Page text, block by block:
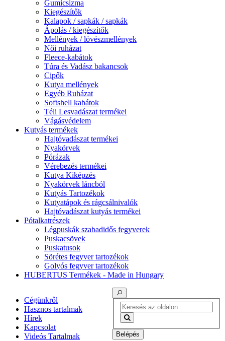
Gumicsizma
Kiegészítők
Kalapok / sapkák / sapkák
Ápolás / kiegészítők
Mellények / lövészmellények
Női ruházat
Fleece-kabátok
Túra és Vadász bakancsok
Cipők
Kutya mellények
Egyéb Ruházat
Softshell kabátok
Téli Lesvadászat termékei
Vágásvédelem
Kutyás termékek
Hajtóvadászat termékei
Nyakörvek
Pórázak
Vérebezés termékei
Kutya Kiképzés
Nyakörvek láncból
Kutyás Tartozékok
Kutyatápok és rágcsálnivalók
Hajtóvadászat kutyás termékei
Pótalkatrészek
Légpuskák szabadidős fegyverek
Puskacsövek
Puskatusok
Sörétes fegyver tartozékok
Golyós fegyver tartozékok
HUBERTUS Termékek - Made in Hungary
Cégünkről
Hasznos tartalmak
Hírek
Kapcsolat
Videós Tartalmak
Belépés